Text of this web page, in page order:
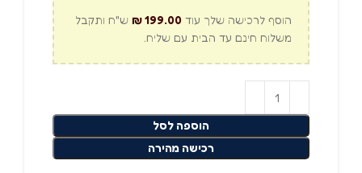
הוסף לרכישה שלך עוד 199.00
₪ ש"ח ותקבל
משלוח חינם עד הבית עם שליח.
הוספה לסל
רכישה מהירה